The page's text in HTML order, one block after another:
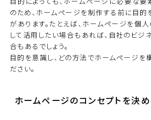
のため、ホームページを制作する前に目的
があります。たとえば、ホームページを個人
して活用したい場合もあれば、自社のビジ
合もあるでしょう。
目的を意識し、どの方法でホームページを
ださい。
ホームページのコンセプトを決め